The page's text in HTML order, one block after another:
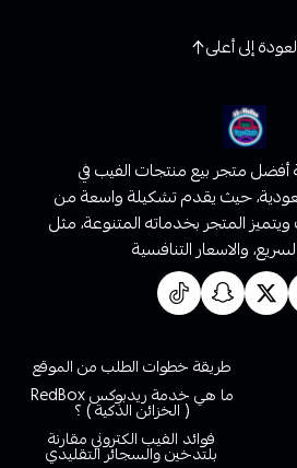
إلى أعلى
أفضل متجر بيع منتجات الفيب في
حيث يقدم تشكيلة واسعة من
المتجر بخدماته المتنوعة، مثل
والاسعار التنافسية
طريقة خطوات الطلب من الموقع
ما هي خدمة ريدبوكس RedBox
( الخزائن الذكية ) ؟
فوائد الفيب الكتروني مقارنة
بلتدخين والسجائر التقليدي